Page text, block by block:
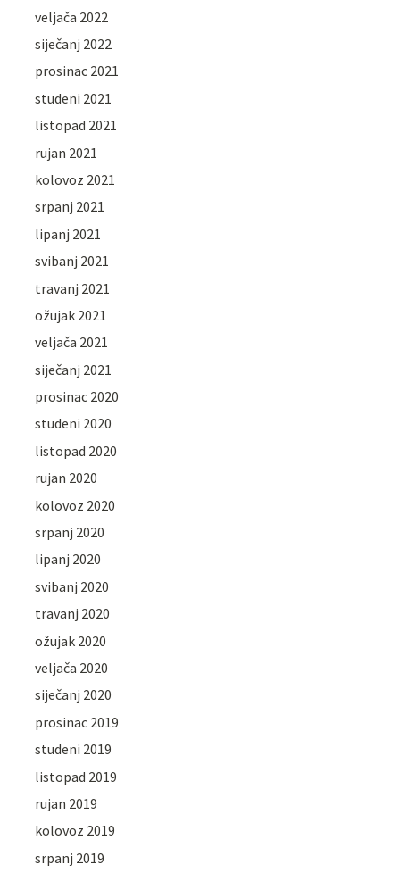
veljača 2022
siječanj 2022
prosinac 2021
studeni 2021
listopad 2021
rujan 2021
kolovoz 2021
srpanj 2021
lipanj 2021
svibanj 2021
travanj 2021
ožujak 2021
veljača 2021
siječanj 2021
prosinac 2020
studeni 2020
listopad 2020
rujan 2020
kolovoz 2020
srpanj 2020
lipanj 2020
svibanj 2020
travanj 2020
ožujak 2020
veljača 2020
siječanj 2020
prosinac 2019
studeni 2019
listopad 2019
rujan 2019
kolovoz 2019
srpanj 2019